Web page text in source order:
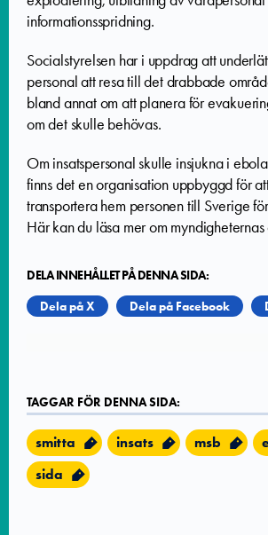
informationsspridning.
Socialstyrelsen har i uppdrag att
personal att resa till det drabbade
bland annat om att planera för
om det skulle behövas.
Om insatspersonal skulle insjukna i
finns det en organisation uppbyggd för
transportera hem personen till Sverige
Här kan du läsa mer om
DELA INNEHÅLLET PÅ DENNA SIDA:
Dela på X
Dela på Facebook
TAGGAR FÖR DENNA SIDA:
smitta insats msb
sida